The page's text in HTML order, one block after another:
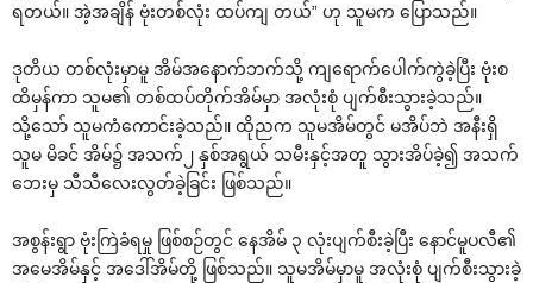
ရတယ်။ အဲ့အချိန် ဗုံးတစ်လုံး ထပ်ကျ တယ်” ဟု သူမက ပြောသည်။
ဒုတိယ တစ်လုံးမှာမူ အိမ်အနောက်ဘက်သို့ ကျရောက်ပေါက်ကွဲခဲ့ပြီး ဗုံးစ
ထိမှန်ကာ သူမ၏ တစ်ထပ်တိုက်အိမ်မှာ အလုံးစုံ ပျက်စီးသွားခဲ့သည်။
သို့သော် သူမကံကောင်းခဲ့သည်။ ထိုညက သူမအိမ်တွင် မအိပ်ဘဲ အနီးရှိ
သူမ မိခင် အိမ်၌ အသက်၂ နှစ်အရွယ် သမီးနှင့်အတူ သွားအိပ်ခဲ့၍ အသက်
ဘေးမှ သီသီလေးလွတ်ခဲ့ခြင်း ဖြစ်သည်။
အစွန်းရွာ ဗုံးကြဲခံရမှု ဖြစ်စဉ်တွင် နေအိမ် ၃ လုံးပျက်စီးခဲ့ပြီး နောင်မူပလီ၏
အမေအိမ်နှင့် အဒေါ်အိမ်တို့ ဖြစ်သည်။ သူမအိမ်မှာမူ အလုံးစုံ ပျက်စီးသွားခဲ့